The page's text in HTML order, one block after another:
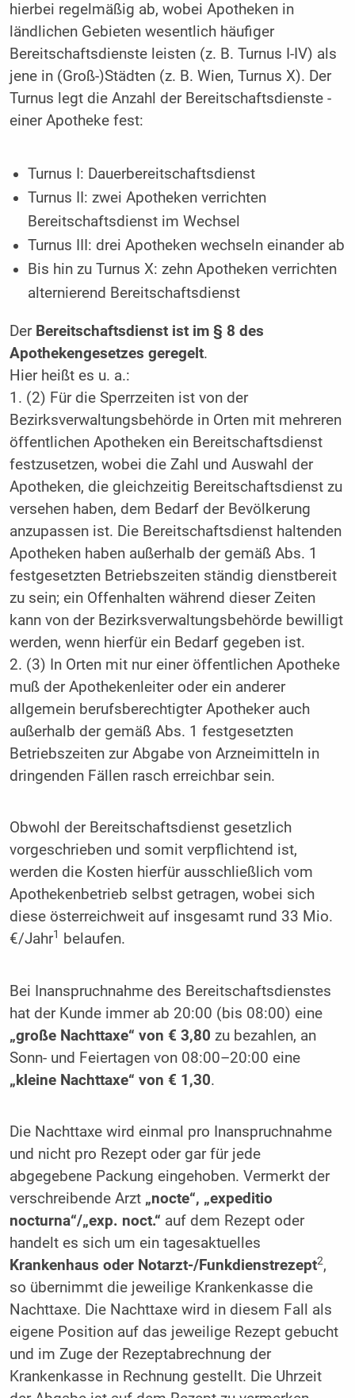
hierbei regelmäßig ab, wobei Apotheken in
ländlichen Gebieten wesentlich häufiger
Bereitschaftsdienste leisten (z. B. Turnus I-IV) als
jene in (Groß-)­Städten (z. B. Wien, Turnus X). Der
Turnus legt die Anzahl der Bereitschaftsdienste ­
einer Apotheke fest:
Turnus I: Dauerbereitschaftsdienst
Turnus II: zwei Apotheken verrichten
Bereitschaftsdienst im Wechsel
Turnus III: drei Apotheken wechseln einander ab
Bis hin zu Turnus X: zehn Apotheken verrichten
alternierend Bereitschaftsdienst
Der Bereitschaftsdienst ist im § 8 des
Apothekengesetzes geregelt.
Hier heißt es u. a.:
1. (2) Für die Sperrzeiten ist von der
Bezirksverwaltungsbehörde in Orten mit mehreren
öffentlichen Apotheken ein Bereitschaftsdienst
festzusetzen, wobei die Zahl und Auswahl der
Apotheken, die gleichzeitig Bereitschaftsdienst zu
versehen haben, dem Bedarf der Bevölkerung
anzupassen ist. Die Bereitschaftsdienst haltenden
Apotheken haben außerhalb der gemäß Abs. 1
festgesetzten Betriebszeiten ständig dienstbereit
zu sein; ein Offenhalten während dieser Zeiten
kann von der Bezirksverwaltungsbehörde bewilligt
werden, wenn hierfür ein Bedarf gegeben ist.
2. (3) In Orten mit nur einer öffentlichen Apotheke
muß der Apothekenleiter oder ein anderer
allgemein berufsberechtigter Apotheker auch
außerhalb der gemäß Abs. 1 festgesetzten
Betriebszeiten zur Abgabe von Arzneimitteln in
dringenden Fällen rasch erreichbar sein.
Obwohl der Bereitschaftsdienst gesetzlich
vorgeschrieben und somit verpflichtend ist,
werden die Kosten hierfür ausschließlich vom
Apothekenbetrieb selbst getragen, wobei sich
diese österreichweit auf insgesamt rund 33 Mio.
€/Jahr1 belaufen.
Bei Inanspruchnahme des Bereitschaftsdienstes
hat der Kunde immer ab 20:00 (bis 08:00) eine
„große Nachttaxe“ von € 3,80 zu bezahlen, an
Sonn- und Feiertagen von 08:00–20:00 eine
„kleine Nacht­taxe“ von € 1,30.
Die Nachttaxe wird einmal pro Inanspruchnahme
und nicht pro Rezept oder gar für jede
abgegebene ­Packung eingehoben. Vermerkt der
verschreibende Arzt „nocte“, „expeditio
nocturna“/„exp. noct.“ auf dem Rezept oder
handelt es sich um ein tagesaktuelles
Krankenhaus oder Notarzt-/Funkdienstrezept2,
so übernimmt die jeweilige Krankenkasse die
Nachttaxe. Die Nachttaxe wird in diesem Fall als
eigene Position auf das jeweilige Rezept gebucht
und im Zuge der Rezeptabrechnung der
Krankenkasse in Rechnung gestellt. Die Uhrzeit